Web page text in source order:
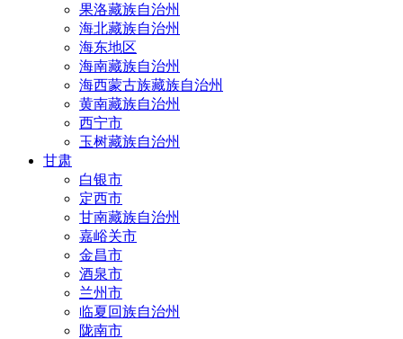
果洛藏族自治州
海北藏族自治州
海东地区
海南藏族自治州
海西蒙古族藏族自治州
黄南藏族自治州
西宁市
玉树藏族自治州
甘肃
白银市
定西市
甘南藏族自治州
嘉峪关市
金昌市
酒泉市
兰州市
临夏回族自治州
陇南市